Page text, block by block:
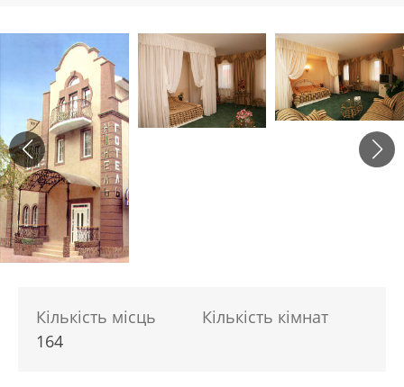
Кількість місць
164
Кількість кімнат